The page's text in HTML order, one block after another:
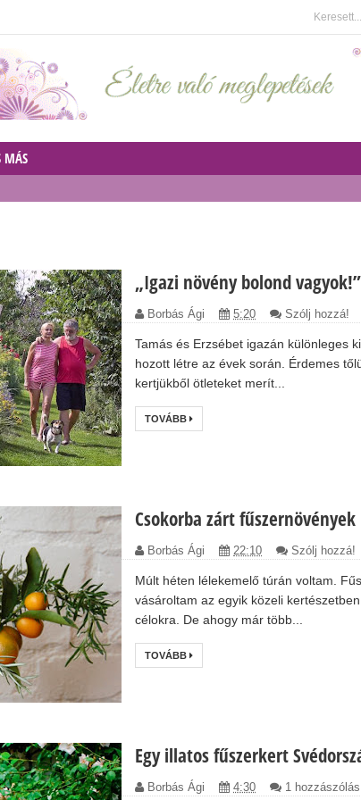
MÁS
„Igazi növény bolond vagyok!”
Borbás Ági 5:20 Szólj hozzá!
Tamás és Erzsébet igazán különleges
hozott létre az évek során. Érdemes
kertjükből ötleteket merít...
TOVÁBB
Csokorba zárt fűszernövények
Borbás Ági 22:10 Szólj hozzá!
Múlt héten lélekemelő túrán voltam.
vásároltam az egyik közeli
célokra. De ahogy már több...
TOVÁBB
Egy illatos fűszerkert
Borbás Ági 4:30 1 hozzászólás